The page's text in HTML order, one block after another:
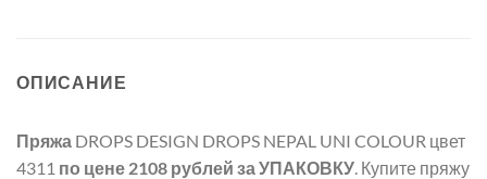
ОПИСАНИЕ
Пряжа DROPS DESIGN DROPS NEPAL UNI COLOUR цвет
4311 по цене 2108 рублей за УПАКОВКУ . Купите пряжу